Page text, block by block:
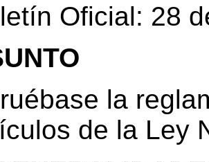
Oficial: 28
la
de la Ley